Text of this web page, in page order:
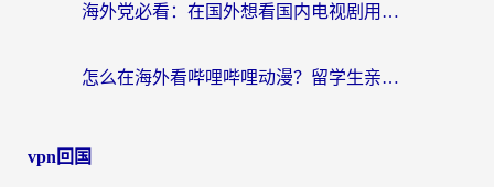
海外党必看：在国外想看国内电视剧用什么软件？3步解决地域限制
怎么在海外看哔哩哔哩动漫？留学生亲测有效的回国加速方案
vpn回国